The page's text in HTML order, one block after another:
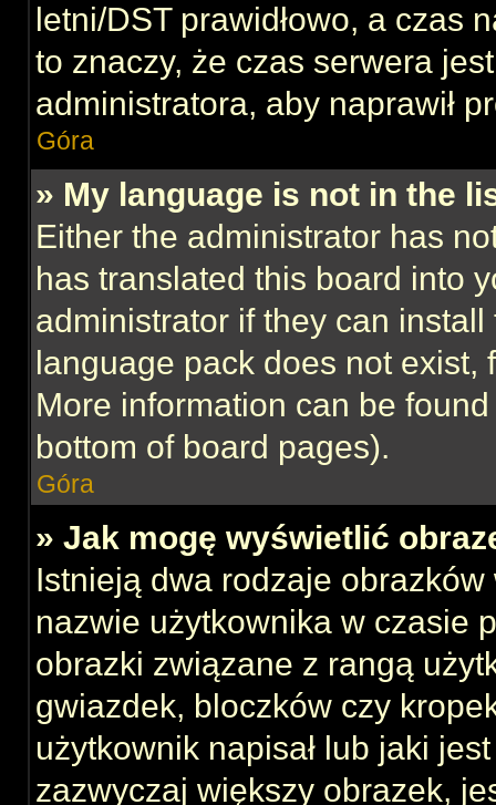
letni/DST prawidłowo, a czas
to znaczy, że czas serwera
administratora, aby naprawił
Góra
» My language is not in the
Either the administrator has
has translated this board into
administrator if they can
language pack does not exist,
More information can be
bottom of board pages).
Góra
» Jak mogę wyświetlić
Istnieją dwa rodzaje
nazwie użytkownika w czasie
obrazki związane z rangą
gwiazdek, bloczków czy
użytkownik napisał lub jaki
zazwyczaj większy obrazek,